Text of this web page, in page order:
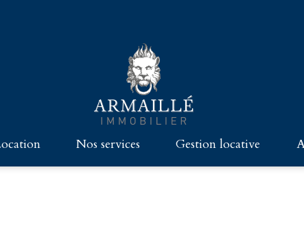
location nos services gestion locative